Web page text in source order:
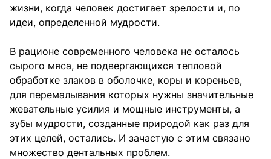
жизни, когда человек достигает зрелости и, по
идеи, определенной мудрости.
В рационе современного человека не осталось
сырого мяса, не подвергающихся тепловой
обработке злаков в оболочке, коры и кореньев,
для перемалывания которых нужны значительные
жевательные усилия и мощные инструменты, а
зубы мудрости, созданные природой как раз для
этих целей, остались. И зачастую с этим связано
множество дентальных проблем.